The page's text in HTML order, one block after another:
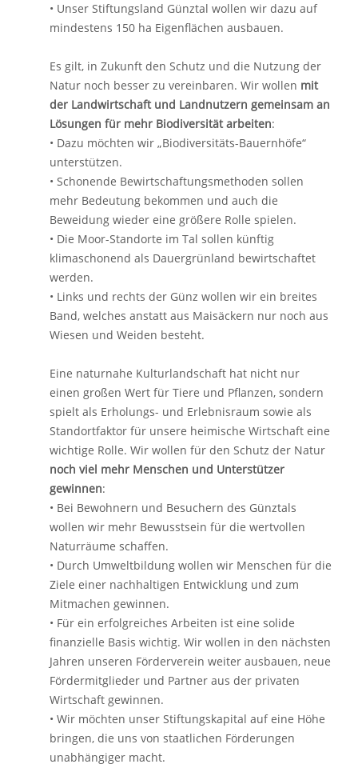
• Unser Stiftungsland Günztal wollen wir dazu auf
mindestens 150 ha Eigenflächen ausbauen.
Es gilt, in Zukunft den Schutz und die Nutzung der
Natur noch besser zu vereinbaren. Wir wollen mit
der Landwirtschaft und Landnutzern gemeinsam an
Lösungen für mehr Biodiversität arbeiten:
• Dazu möchten wir „Biodiversitäts-Bauernhöfe“
unterstützen.
• Schonende Bewirtschaftungsmethoden sollen
mehr Bedeutung bekommen und auch die
Beweidung wieder eine größere Rolle spielen.
• Die Moor-Standorte im Tal sollen künftig
klimaschonend als Dauergrünland bewirtschaftet
werden.
• Links und rechts der Günz wollen wir ein breites
Band, welches anstatt aus Maisäckern nur noch aus
Wiesen und Weiden besteht.
Eine naturnahe Kulturlandschaft hat nicht nur
einen großen Wert für Tiere und Pflanzen, sondern
spielt als Erholungs- und Erlebnisraum sowie als
Standortfaktor für unsere heimische Wirtschaft eine
wichtige Rolle. Wir wollen für den Schutz der Natur
noch viel mehr Menschen und Unterstützer
gewinnen:
• Bei Bewohnern und Besuchern des Günztals
wollen wir mehr Bewusstsein für die wertvollen
Naturräume schaffen.
• Durch Umweltbildung wollen wir Menschen für die
Ziele einer nachhaltigen Entwicklung und zum
Mitmachen gewinnen.
• Für ein erfolgreiches Arbeiten ist eine solide
finanzielle Basis wichtig. Wir wollen in den nächsten
Jahren unseren Förderverein weiter ausbauen, neue
Fördermitglieder und Partner aus der privaten
Wirtschaft gewinnen.
• Wir möchten unser Stiftungskapital auf eine Höhe
bringen, die uns von staatlichen Förderungen
unabhängiger macht.